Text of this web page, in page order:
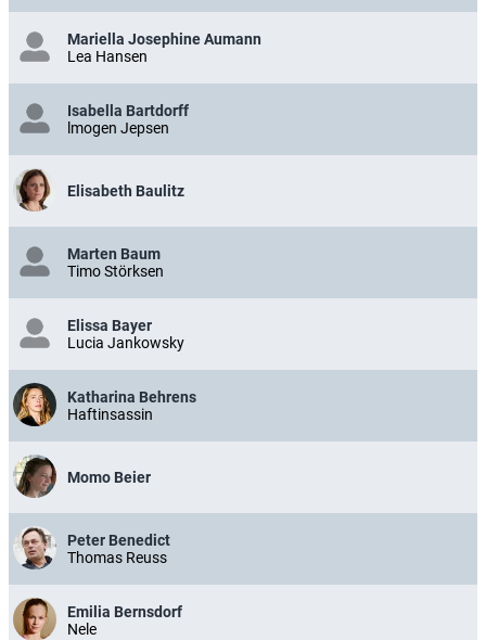
Mariella Josephine Aumann
Lea Hansen
Isabella Bartdorff
lmogen Jepsen
Elisabeth Baulitz
Marten Baum
Timo Störksen
Elissa Bayer
Lucia Jankowsky
Katharina Behrens
Haftinsassin
Momo Beier
Peter Benedict
Thomas Reuss
Emilia Bernsdorf
Nele